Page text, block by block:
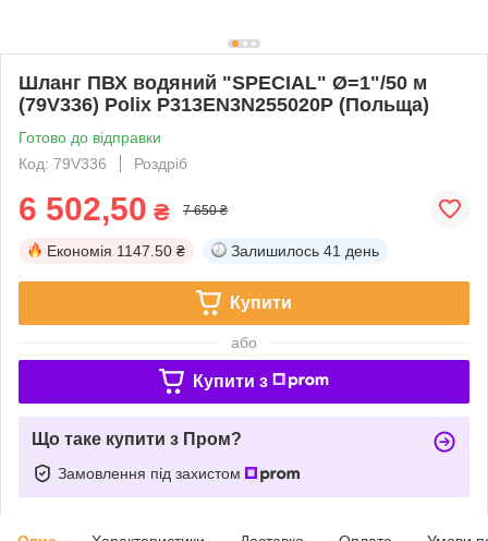
Шланг ПВХ водяний "SPECIAL" Ø=1"/50 м
(79V336) Polix P313EN3N255020P (Польща)
Готово до відправки
Код: 79V336
Роздріб
6 502,50 ₴ 7 650 ₴
Економія 1147.50 ₴ Залишилось 41 день
Купити
або
Купити з
Що таке купити з Пром?
Замовлення під захистом